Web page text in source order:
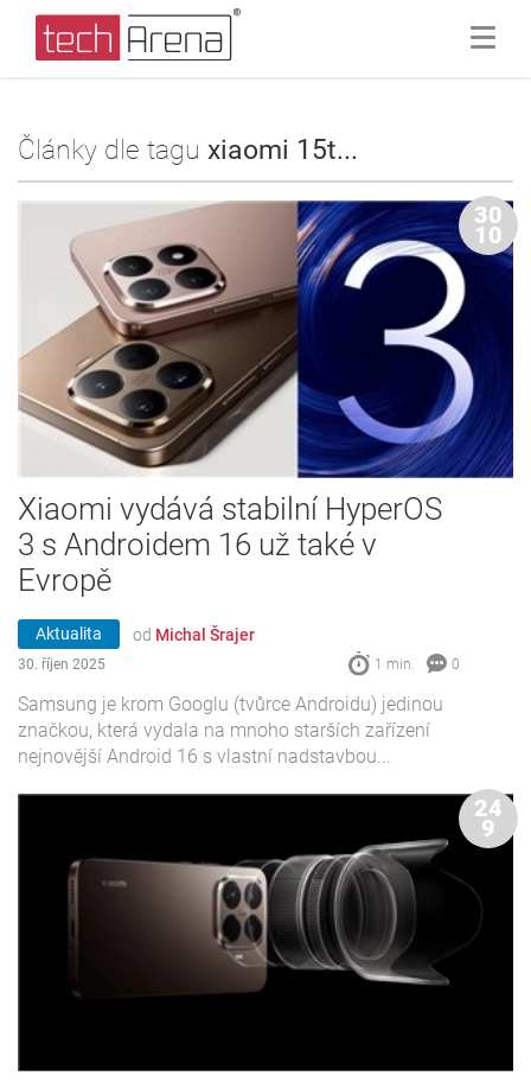
Články dle tagu xiaomi 15t...
Xiaomi vydává stabilní HyperOS
3 s Androidem 16 už také v
Evropě
Aktualita od Michal Šrajer
30. říjen 2025 1 min. 0
Samsung je krom Googlu (tvůrce Androidu) jedinou
značkou, která vydala na mnoho starších zařízení
nejnovější Android 16 s vlastní nadstavbou...
30
10
24
9